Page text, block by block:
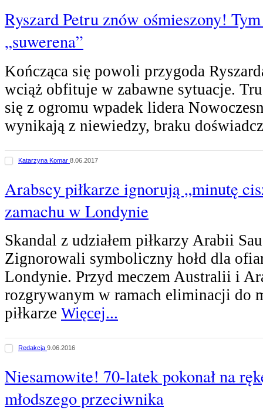
Ryszard Petru znów ośmieszony!
„suwerena”
Kończąca się powoli przygoda
wciąż obfituje w zabawne sytuacje.
się z ogromu wpadek lidera
wynikają z niewiedzy, braku
Katarzyna Komar 8.06.2017
Arabscy piłkarze ignorują „minutę
zamachu w Londynie
Skandal z udziałem piłkarzy Arabii
Zignorowali symboliczny hołd dla
Londynie. Przyd meczem Australii i
rozgrywanym w ramach eliminacji do
piłkarze Więcej...
Redakcja 9.06.2016
Niesamowite! 70-latek pokonał na
młodszego przeciwnika